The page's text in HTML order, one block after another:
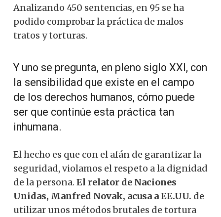
Analizando 450 sentencias, en 95 se ha
podido comprobar la práctica de malos
tratos y torturas.
Y uno se pregunta, en pleno siglo XXI, con
la sensibilidad que existe en el campo
de los derechos humanos, cómo puede
ser que continúe esta práctica tan
inhumana.
El hecho es que con el afán de garantizar la
seguridad, violamos el respeto a la dignidad
de la persona. El relator de Naciones
Unidas, Manfred Novak, acusa a EE.UU. de
utilizar unos métodos brutales de tortura